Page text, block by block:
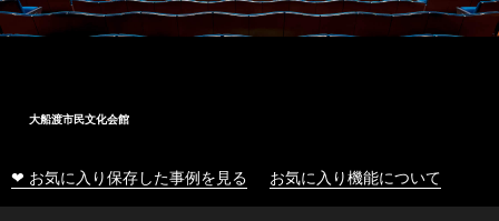
大船渡市民文化会館
❤ お気に入り保存した事例を見る お気に入り機能について